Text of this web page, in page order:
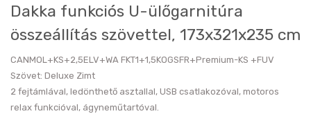
Dakka funkciós U-ülőgarnitúra
összeállítás szövettel, 173x321x235 cm
CANMOL+KS+2,5ELV+WA FKT1+1,5KOGSFR+Premium-KS +FUV
Szövet: Deluxe Zimt
2 fejtámlával, ledönthető asztallal, USB csatlakozóval, motoros
relax funkcióval, ágyneműtartóval.